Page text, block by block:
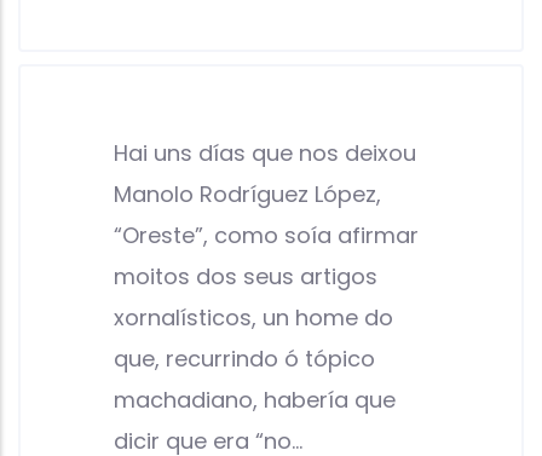
Hai uns días que nos deixou
Manolo Rodríguez López,
“Oreste”, como soía afirmar
moitos dos seus artigos
xornalísticos, un home do
que, recurrindo ó tópico
machadiano, habería que
dicir que era “no…